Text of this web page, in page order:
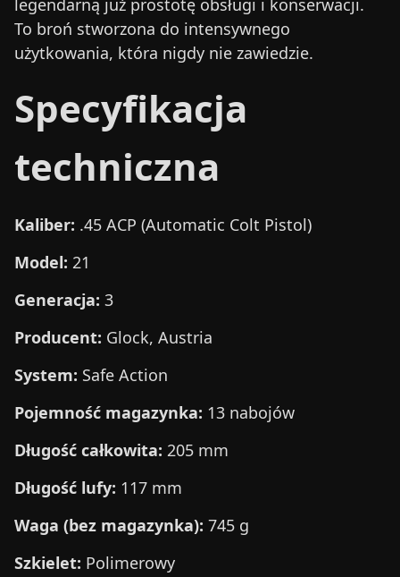
legendarną już prostotę obsługi i konserwacji.
To broń stworzona do intensywnego
użytkowania, która nigdy nie zawiedzie.
Specyfikacja
techniczna
Kaliber: .45 ACP (Automatic Colt Pistol)
Model: 21
Generacja: 3
Producent: Glock, Austria
System: Safe Action
Pojemność magazynka: 13 nabojów
Długość całkowita: 205 mm
Długość lufy: 117 mm
Waga (bez magazynka): 745 g
Szkielet: Polimerowy